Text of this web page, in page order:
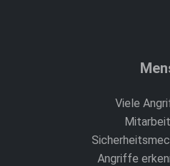
Viele
Angriffe